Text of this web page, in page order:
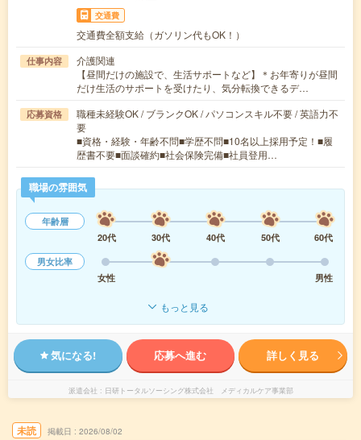
交通費
交通費全額支給（ガソリン代もOK！）
仕事内容
介護関連
【昼間だけの施設で、生活サポートなど】＊お年寄りが昼間
だけ生活のサポートを受けたり、気分転換できるデ…
応募資格
職種未経験OK / ブランクOK / パソコンスキル不要 / 英語力不
要
■資格・経験・年齢不問■学歴不問■10名以上採用予定！■履
歴書不要■面談確約■社会保険完備■社員登用…
職場の雰囲気
年齢層
20代
30代 40代 50代
60代
男女比率
女性
男性
もっと見る
気になる! 応募へ進む 詳しく見る
派遣会社 日研トータルソーシング株式会社 メディカルケア事業部
未読 掲載日 2026/08/02